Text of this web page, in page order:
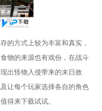
的方式上较为丰富和真实，
物的来源也有戏份，在战斗
出怪物入侵带来的末日效
让每个玩家选择各自的角色
得来下载试试。